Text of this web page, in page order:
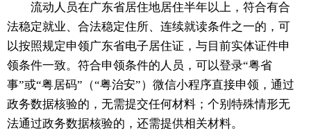
流动人员在广东省居住地居住半年以上，符合有合
法稳定就业、合法稳定住所、连续就读条件之一的，可
以按照规定申领广东省电子居住证，与目前实体证件申
领条件一致。符合申领条件的人员，可以登录“粤省
事”或“粤居码”（“粤治安”）微信小程序直接申领，通过
政务数据核验的，无需提交任何材料；个别特殊情形无
法通过政务数据核验的，还需提供相关材料。